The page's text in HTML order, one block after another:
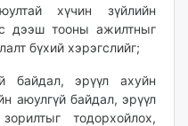
хүчин зүйлийн
дээш тооны ажилтныг
бүхий хэрэгслийг;
байдал, эрүүл ахуйн
аюулгүй байдал, эрүүл
тодорхойлох,